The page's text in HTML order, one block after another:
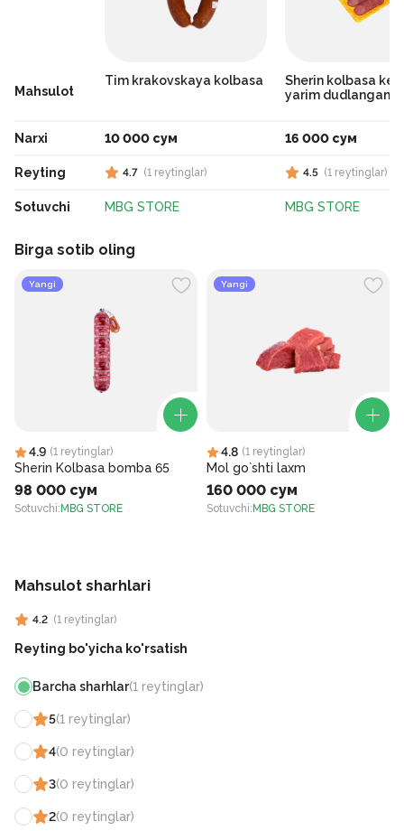
Mahsulot
Narxi
Reyting
Sotuvchi
Tim krakovskaya kolbasa
10 000 сум
4.7 (1 reytinglar)
MBG STORE
Sherin kolbasa
yarim dudlangan
16 000 сум
4.5 (1 reytinglar)
MBG STORE
Birga sotib oling
Yangi
4.9 (1 reytinglar)
Sherin Kolbasa bomba 65
98 000 сум
Sotuvchi: MBG STORE
Yangi
4.8 (1 reytinglar)
Mol go`shti laxm
160 000 сум
Sotuvchi: MBG STORE
Mahsulot sharhlari
4.2 (1 reytinglar)
Reyting bo'yicha ko'rsatish
Barcha sharhlar(1 reytinglar)
5(1 reytinglar)
4(0 reytinglar)
3(0 reytinglar)
2(0 reytinglar)